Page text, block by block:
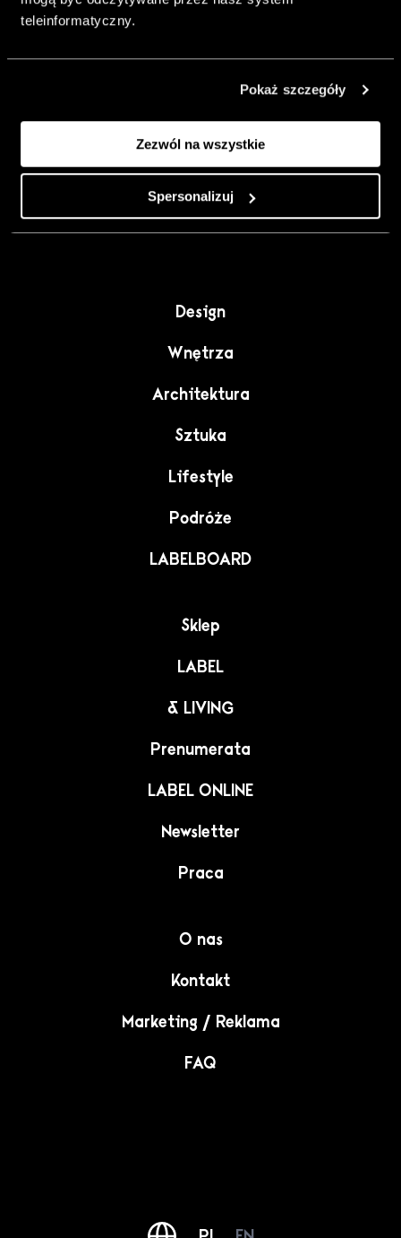
teleinformatyczny.
Pokaż szczegóły
Zezwól na wszystkie
Spersonalizuj
„Dom bardziej
Twój. Odważ się
urządzić go
rzemiosło jako
punkt wyjścia
do wnętrz
pełnych
charakteru”.
Design
Wnętrza
Architektura
Sztuka
Lifestyle
Podróże
LABELBOARD
Sklep
LABEL
& LIVING
Prenumerata
LABEL ONLINE
Newsletter
Praca
O nas
Kontakt
Marketing / Reklama
FAQ